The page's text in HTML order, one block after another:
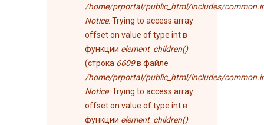
/home/prportal/public_html/includes/
Notice: Trying to access array
offset on value of type int в
функции element_children()
(строка 6609в файле
/home/prportal/public_html/includes/
Notice: Trying to access array
offset on value of type int в
функции element_children()